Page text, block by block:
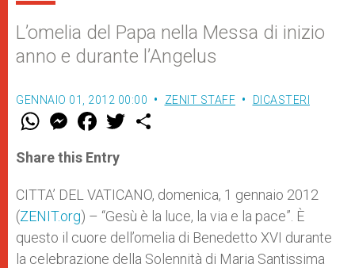
L’omelia del Papa nella Messa di inizio
anno e durante l’Angelus
GENNAIO 01, 2012 00:00 ZENIT STAFF DICASTERI
W
t
s
p
p
M
e
s
e
g
e
r
F
a
e
b
o
k
w
r
Share this Entry
CITTA’ DEL VATICANO, domenica, 1 gennaio 2012
(ZENIT.org) – “Gesù è la luce, la via e la pace”. È
questo il cuore dell’omelia di Benedetto XVI durante
la celebrazione della Solennità di Maria Santissima